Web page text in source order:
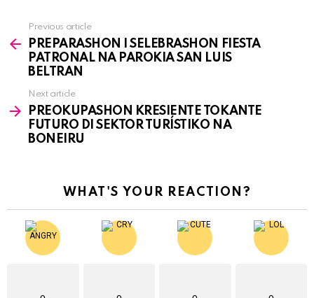
more
Previous article
PREPARASHON I SELEBRASHON FIESTA
PATRONAL NA PAROKIA SAN LUIS
BELTRAN
Next article
PREOKUPASHON KRESIENTE TOKANTE
FUTURO DI SEKTOR TURÍSTIKO NA
BONEIRU
WHAT'S YOUR REACTION?